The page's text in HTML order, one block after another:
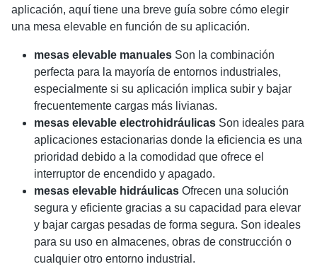
aplicación, aquí tiene una breve guía sobre cómo elegir
una mesa elevable en función de su aplicación.
mesas elevable manuales Son la combinación
perfecta para la mayoría de entornos industriales,
especialmente si su aplicación implica subir y bajar
frecuentemente cargas más livianas.
mesas elevable electrohidráulicas Son ideales para
aplicaciones estacionarias donde la eficiencia es una
prioridad debido a la comodidad que ofrece el
interruptor de encendido y apagado.
mesas elevable hidráulicas Ofrecen una solución
segura y eficiente gracias a su capacidad para elevar
y bajar cargas pesadas de forma segura. Son ideales
para su uso en almacenes, obras de construcción o
cualquier otro entorno industrial.